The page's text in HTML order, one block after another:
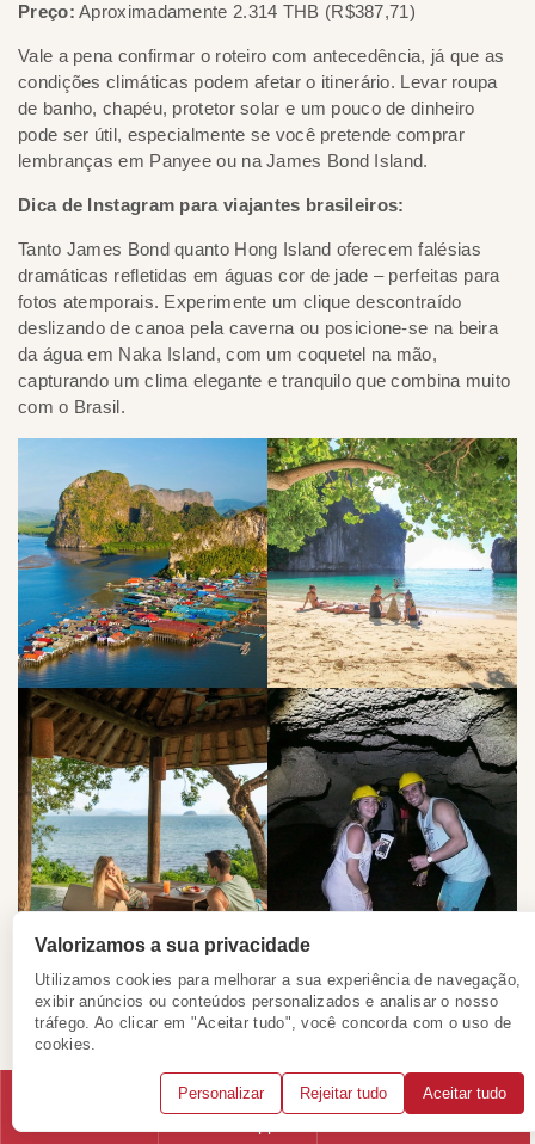
Preço: Aproximadamente 2.314 THB (R$387,71)
Vale a pena confirmar o roteiro com antecedência, já que as
condições climáticas podem afetar o itinerário. Levar roupa
de banho, chapéu, protetor solar e um pouco de dinheiro
pode ser útil, especialmente se você pretende comprar
lembranças em Panyee ou na James Bond Island.
Dica de Instagram para viajantes brasileiros:
Tanto James Bond quanto Hong Island oferecem falésias
dramáticas refletidas em águas cor de jade – perfeitas para
fotos atemporais. Experimente um clique descontraído
deslizando de canoa pela caverna ou posicione-se na beira
da água em Naka Island, com um coquetel na mão,
capturando um clima elegante e tranquilo que combina muito
com o Brasil.
que querem capturar a essência completa das praias da
Tailândia
2.4. Mergulhe com snorkel ou cilindro
no arquipélago de Similan
Valorizamos a sua privacidade
Utilizamos cookies para melhorar a sua experiência de navegação,
exibir anúncios ou conteúdos personalizados e analisar o nosso
tráfego. Ao clicar em "Aceitar tudo", você concorda com o uso de
cookies.
Personalizar Rejeitar tudo Aceitar tudo